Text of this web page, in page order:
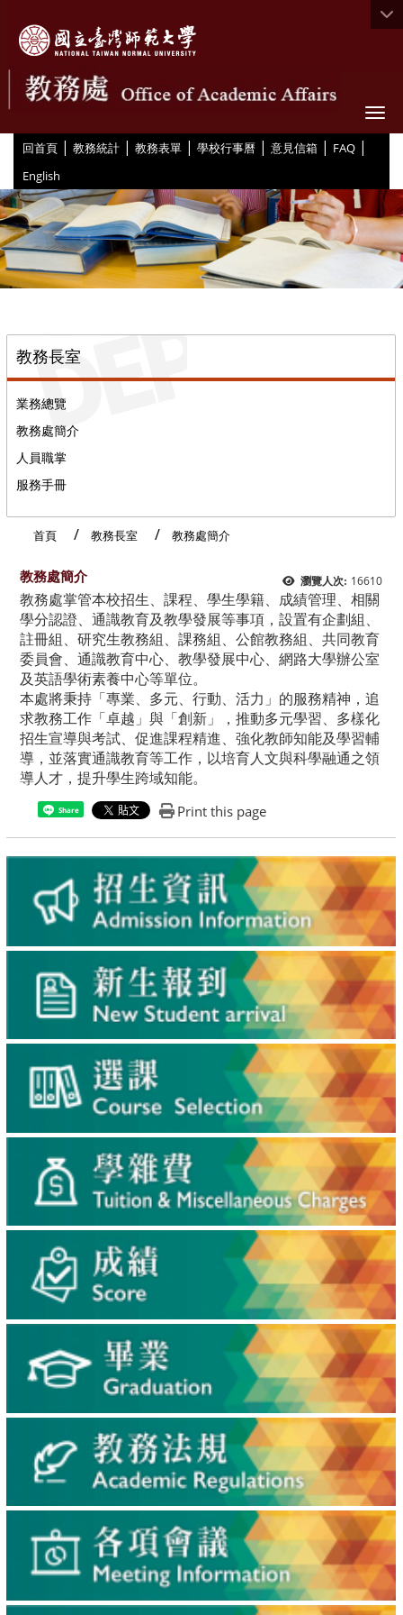
回首頁 | 教務統計 | 教務表單 | 學校行事曆 | 意見信箱 | FAQ |
English
教務長室
業務總覽
教務處簡介
人員職掌
服務手冊
首頁 教務長室 教務處簡介
瀏覽人次: 16610
教務處簡介
教務處掌管本校招生、課程、學生學籍、成績管理、相關
學分認證、通識教育及教學發展等事項，設置有企劃組、
註冊組、研究生教務組、課務組、公館教務組、共同教育
委員會、通識教育中心、教學發展中心、網路大學辦公室
及英語學術素養中心等單位。
本處將秉持「專業、多元、行動、活力」的服務精神，追
求教務工作「卓越」與「創新」，推動多元學習、多樣化
招生宣導與考試、促進課程精進、強化教師知能及學習輔
導，並落實通識教育等工作，以培育人文與科學融通之領
導人才，提升學生跨域知能。
Share Print this page